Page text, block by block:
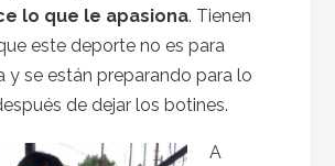
lo que le apasiona. Tienen
este deporte no es para
y se están preparando para lo
de dejar los botines.
A